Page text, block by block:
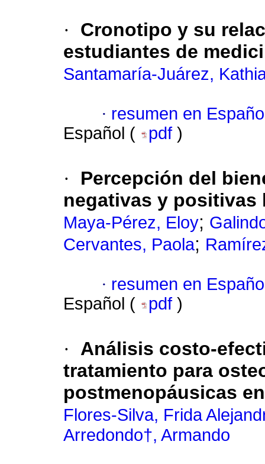
·
Cronotipo y su
estudiantes de
Santamaría-Juárez,
· resumen en
Español (
pdf )
·
Percepción del
negativas y positivas
Maya-Pérez, Eloy;
Cervantes, Paola;
· resumen en
Español (
pdf )
·
Análisis costo-
tratamiento para
postmenopáusicas
Flores-Silva, Frida
Arredondo†, Armando